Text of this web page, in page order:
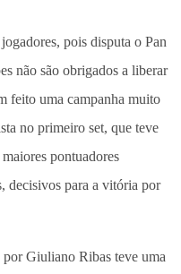
pois disputa o Pan
não são obrigados a liberar
feito uma campanha muito
no primeiro set, que teve
pontuadores
decisivos para a vitória por
por Giuliano Ribas teve uma